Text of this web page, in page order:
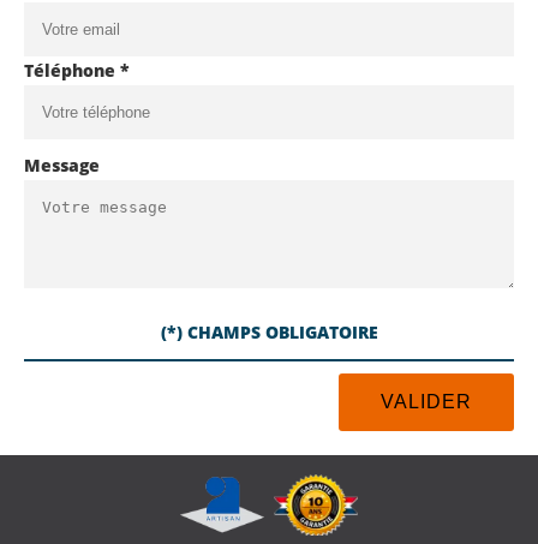
Téléphone *
Message
(*) CHAMPS OBLIGATOIRE